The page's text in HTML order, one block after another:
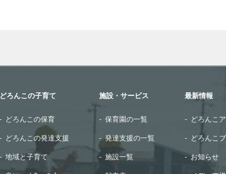
どろんこの子育て
どろんこの保育
どろんこの発達支援
地域と子育て
施設・サービス
保育園の一覧
発達支援の一覧
施設一覧
最新情報
どろんこ
どろんこ
お知らせ